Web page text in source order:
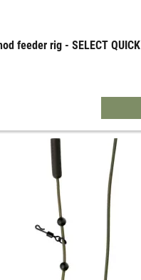
feeder rig - SELECT QUICK